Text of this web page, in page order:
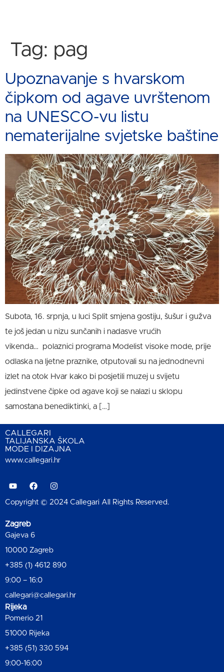
Tag: pag
Upoznavanje s hvarskom
čipkom od agave uvrštenom
na UNESCO-vu listu
nematerijalne svjetske baštine
Subota, 16. srpnja, u luci Split smjena gostiju, šušur i gužva
te još jedan u nizu sunčanih i nadasve vrućih
vikenda… polaznici programa Modelist visoke mode, prije
odlaska na ljetne praznike, otputovali su na jednodnevni
izlet na otok Hvar kako bi posjetili muzej u svijetu
jedinstvene čipke od agave koji se nalazi u sklopu
samostana benediktinki, a […]
CALLEGARI
TALIJANSKA ŠKOLA
MODE I DIZAJNA
www.callegari.hr
Copyright © 2024 Callegari All Rights Reserved.
Zagreb
Gajeva 6
10000 Zagreb
+385 (1) 4612 890
9:00 – 16:0
callegari@callegari.hr
Rijeka
Pomerio 21
51000 Rijeka
+385 (51) 330 594
9:00-16:00